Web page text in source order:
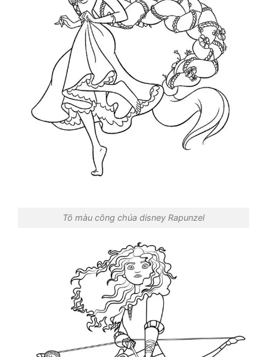
Tô màu công chúa disney Rapunzel